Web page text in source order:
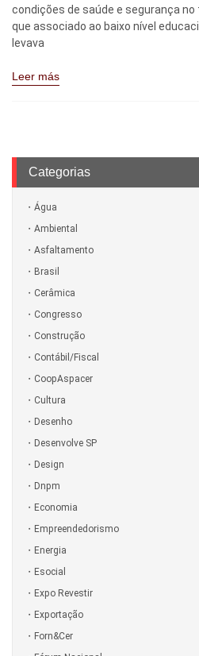
condições de saúde e segurança
que associado ao baixo nível
levava
Leer más
Categorias
Água
Ambiental
Asfaltamento
Brasil
Cerâmica
Congresso
Construção
Contábil/Fiscal
CoopAspacer
Cultura
Desenho
Desenvolve SP
Design
Dnpm
Economia
Empreendedorismo
Energia
Esocial
Expo Revestir
Exportação
Forn&Cer